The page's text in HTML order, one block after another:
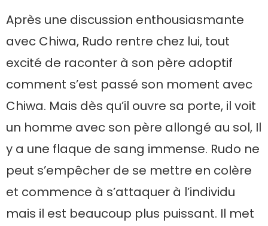
Après une discussion enthousiasmante
avec Chiwa, Rudo rentre chez lui, tout
excité de raconter à son père adoptif
comment s’est passé son moment avec
Chiwa. Mais dès qu’il ouvre sa porte, il voit
un homme avec son père allongé au sol, Il
y a une flaque de sang immense. Rudo ne
peut s’empêcher de se mettre en colère
et commence à s’attaquer à l’individu
mais il est beaucoup plus puissant. Il met